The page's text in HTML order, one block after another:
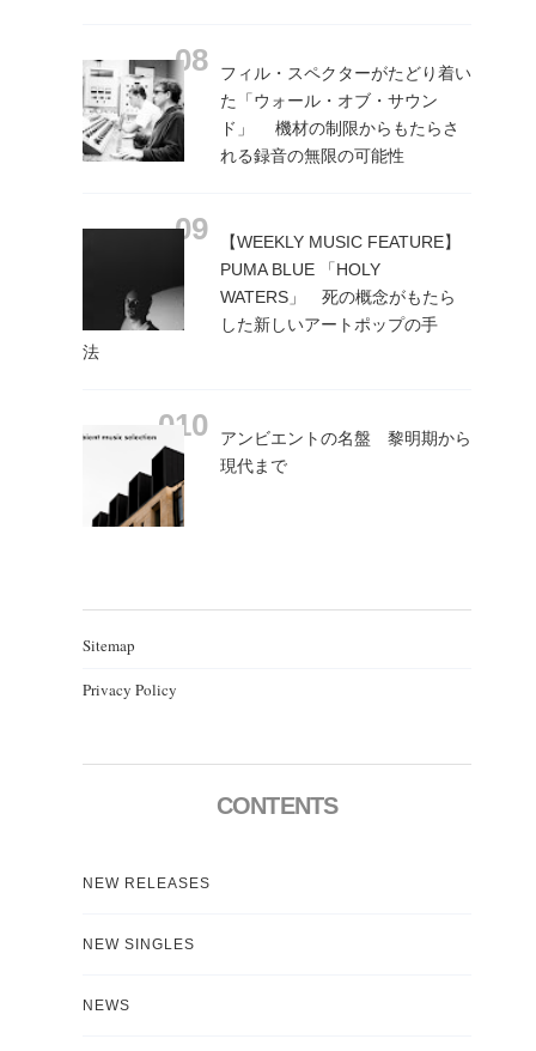
フィル・スペクターがたどり着い
た「ウォール・オブ・サウン
ド」 機材の制限からもたらさ
れる録音の無限の可能性
【WEEKLY MUSIC FEATURE】
PUMA BLUE 「HOLY
WATERS」 死の概念がもたら
した新しいアートポップの手
法
アンビエントの名盤 黎明期から
現代まで
Sitemap
Privacy Policy
CONTENTS
NEW RELEASES
NEW SINGLES
NEWS